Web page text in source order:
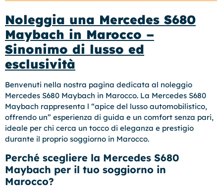
Noleggia una Mercedes S680
Maybach in Marocco –
Sinonimo di lusso ed
esclusività
Benvenuti nella nostra pagina dedicata al noleggio
Mercedes S680 Maybach in Marocco. La Mercedes S680
Maybach rappresenta l “apice del lusso automobilistico,
offrendo un” esperienza di guida e un comfort senza pari,
ideale per chi cerca un tocco di eleganza e prestigio
durante il proprio soggiorno in Marocco.
Perché scegliere la Mercedes S680
Maybach per il tuo soggiorno in
Marocco?